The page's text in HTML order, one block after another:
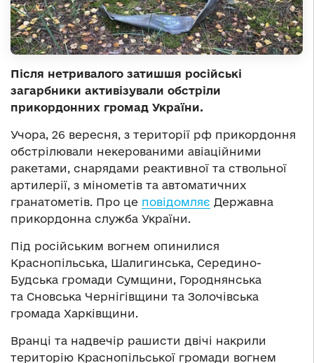
Після нетривалого затишшя російські
загарбники активізували обстріли
прикордонних громад України.
Учора, 26 вересня, з території рф прикордоння
обстрілювали некерованими авіаційними
ракетами, снарядами реактивної та ствольної
артилерії, з мінометів та автоматичних
гранатометів. Про це повідомляє Державна
прикордонна служба України.
Під російським вогнем опинилися
Краснопільська, Шалигинська, Середино-
Будська громади Сумщини, Городнянська
та Сновська Чернігівщини та Золочівська
громада Харківщини.
Вранці та надвечір рашисти двічі накрили
територію Краснопільської громади вогнем